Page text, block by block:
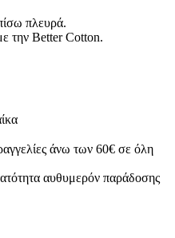
πλευρά.
την Better Cotton.
άνω των 60€ σε όλη
αυθυμερόν παράδοσης